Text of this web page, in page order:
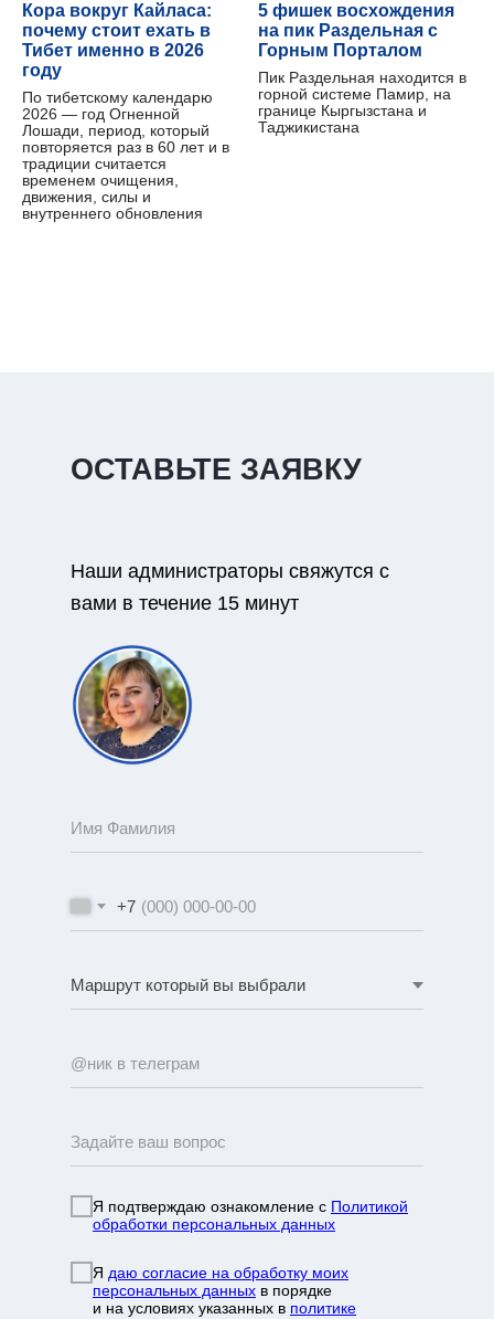
Кора вокруг Кайласа:
почему стоит ехать в
Тибет именно в 2026
году
По тибетскому календарю
2026 — год Огненной
Лошади, период, который
повторяется раз в 60 лет и в
традиции считается
временем очищения,
движения, силы и
внутреннего обновления
5 фишек восхождения
на пик Раздельная с
Горным Порталом
Пик Раздельная находится в
горной системе Памир, на
границе Кыргызстана и
Таджикистана
ОСТАВЬТЕ ЗАЯВКУ
Наши администраторы свяжутся с
вами в течение 15 минут
+7
Я подтверждаю ознакомление с Политикой
обработки персональных данных
Я даю согласие на обработку моих
персональных данных в порядке
и на условиях указанных в политике